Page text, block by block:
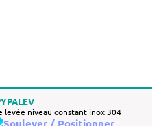
niveau constant inox 304